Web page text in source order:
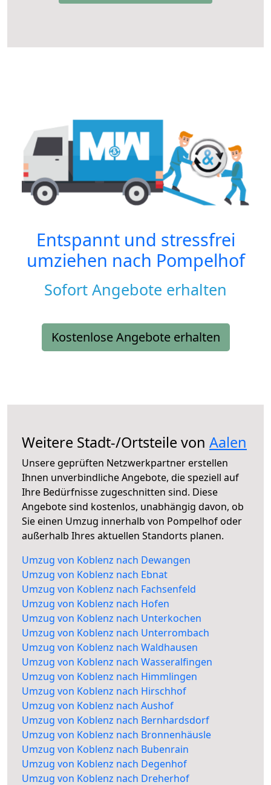
Entspannt und stressfrei
umziehen nach Pompelhof
Sofort Angebote erhalten
Kostenlose Angebote erhalten
Weitere Stadt-/Ortsteile von Aalen
Unsere geprüften Netzwerkpartner erstellen
Ihnen unverbindliche Angebote, die speziell auf
Ihre Bedürfnisse zugeschnitten sind. Diese
Angebote sind kostenlos, unabhängig davon, ob
Sie einen Umzug innerhalb von Pompelhof oder
außerhalb Ihres aktuellen Standorts planen.
Umzug von Koblenz nach Dewangen
Umzug von Koblenz nach Ebnat
Umzug von Koblenz nach Fachsenfeld
Umzug von Koblenz nach Hofen
Umzug von Koblenz nach Unterkochen
Umzug von Koblenz nach Unterrombach
Umzug von Koblenz nach Waldhausen
Umzug von Koblenz nach Wasseralfingen
Umzug von Koblenz nach Himmlingen
Umzug von Koblenz nach Hirschhof
Umzug von Koblenz nach Aushof
Umzug von Koblenz nach Bernhardsdorf
Umzug von Koblenz nach Bronnenhäusle
Umzug von Koblenz nach Bubenrain
Umzug von Koblenz nach Degenhof
Umzug von Koblenz nach Dreherhof